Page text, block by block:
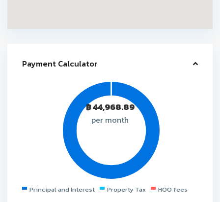
Payment Calculator
฿44,968.89
per month
Principal and Interest Property Tax
HOO fees